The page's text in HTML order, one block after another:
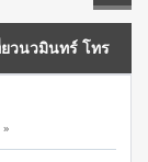
วนวมินทร์ โทร